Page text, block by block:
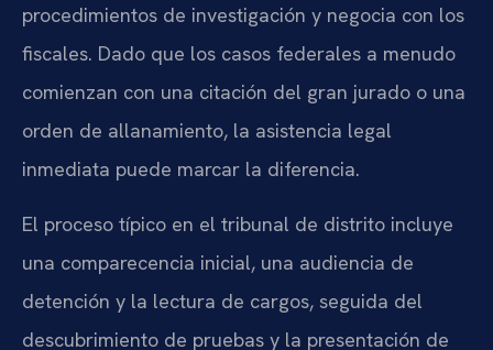
procedimientos de investigación y negocia con los
fiscales. Dado que los casos federales a menudo
comienzan con una citación del gran jurado o una
orden de allanamiento, la asistencia legal
inmediata puede marcar la diferencia.
El proceso típico en el tribunal de distrito incluye
una comparecencia inicial, una audiencia de
detención y la lectura de cargos, seguida del
descubrimiento de pruebas y la presentación de